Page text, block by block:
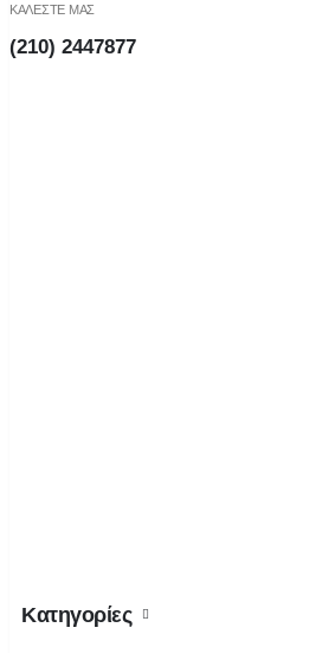
ΚΑΛΕΣΤΕ ΜΑΣ
(210) 2447877
Κατηγορίες